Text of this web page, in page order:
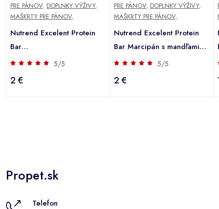
PRE PÁNOV, DOPLNKY VÝŽIVY,
MAŠKRTY PRE PÁNOV,
Nutrend Excelent Protein
Bar
Blackcurrant+cranberries
5/5
2 €
PRE PÁNOV, DOPLNKY VÝŽIVY,
MAŠKRTY PRE PÁNOV,
Nutrend Excelent Protein
Bar Marcipán s mandľami
85g
5/5
2 €
Propet.sk
Telefon